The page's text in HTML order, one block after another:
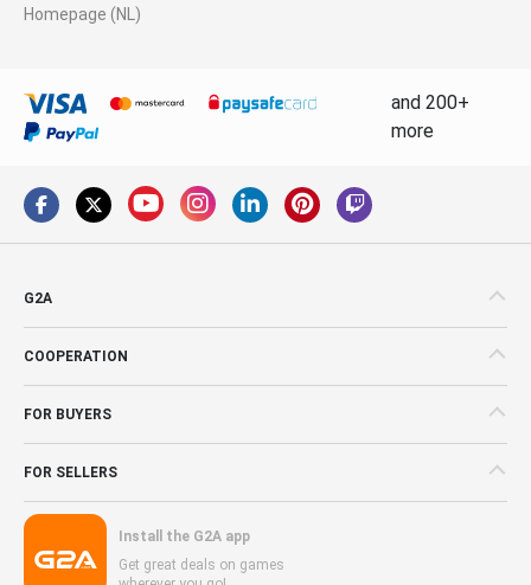
Homepage (NL)
and 200+
more
G2A
COOPERATION
FOR BUYERS
FOR SELLERS
Install the G2A app
Get great deals on games